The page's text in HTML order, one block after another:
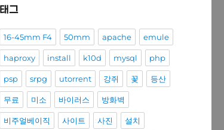
태그
16-45mm F4 50mm apache emule
haproxy install k10d mysql php
psp srpg utorrent 강쥐 꽃 등산
무료 미소 바이러스 방화벽
비주얼베이직 사이트 사진 설치